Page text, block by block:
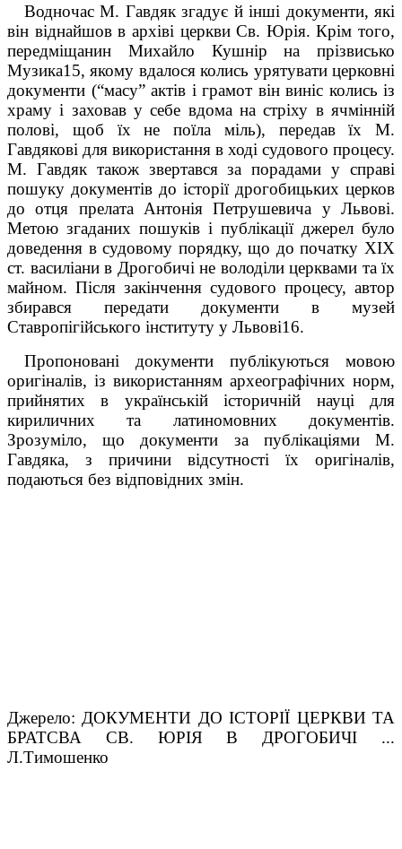
Водночас М. Гавдяк згадує й інші документи, які
він віднайшов в архіві церкви Св. Юрія. Крім того,
передміщанин Михайло Кушнір на прізвисько
Музика15, якому вдалося колись урятувати церковні
документи (“масу” актів і грамот він виніс колись із
храму і заховав у себе вдома на стріху в ячмінній
полові, щоб їх не поїла міль), передав їх М.
Гавдякові для використання в ході судового процесу.
М. Гавдяк також звертався за порадами у справі
пошуку документів до історії дрогобицьких церков
до отця пре­лата Антонія Петрушевича у Львові.
Метою згаданих пошуків і публікації джерел було
доведення в судовому порядку, що до початку ХІХ
ст. василіани в Дрогобичі не володіли церквами та їх
майном. Після закінчення судового процесу, автор
збирався передати документи в музей
Ставропігійського інституту у Львові16.
Пропоновані документи публікуються мовою
оригіналів, із використанням археографічних норм,
прийнятих в українській історичній науці для
кириличних та латиномовних документів.
Зрозуміло, що документи за публікаціями М.
Гавдяка, з причини відсутності їх оригіналів,
подаються без відповідних змін.
Джерело: ДОКУМЕНТИ ДО ІСТОРІЇ ЦЕРКВИ ТА
БРАТСВА СВ. ЮРІЯ В ДРОГОБИЧІ ...
Л.Тимошенко